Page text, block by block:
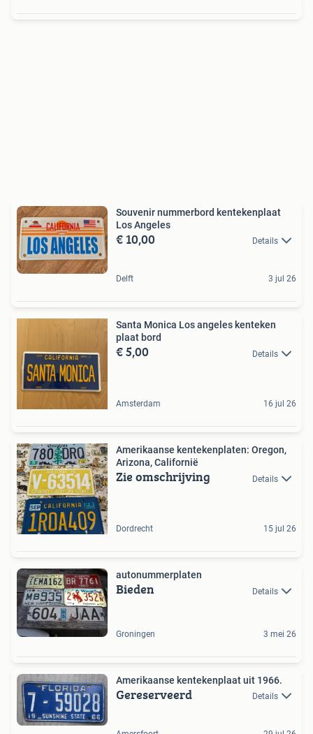
Souvenir nummerbord kentekenplaat
Los Angeles
€ 10,00 Details
Delft 3 jul 26
Santa Monica Los angeles kenteken
plaat bord
€ 5,00 Details
Amsterdam 16 jul 26
Amerikaanse kentekenplaten: Oregon,
Arizona, Californië
Zie omschrijving Details
Dordrecht 15 jul 26
autonummerplaten
Bieden Details
Groningen 3 mei 26
Amerikaanse kentekenplaat uit 1966.
Gereserveerd Details